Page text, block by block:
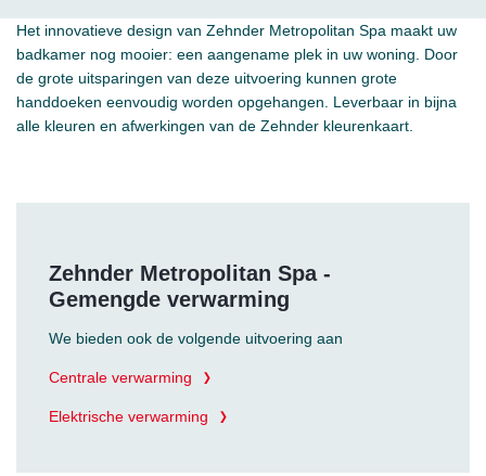
Het innovatieve design van Zehnder Metropolitan Spa maakt uw
badkamer nog mooier: een aangename plek in uw woning. Door
de grote uitsparingen van deze uitvoering kunnen grote
handdoeken eenvoudig worden opgehangen. Leverbaar in bijna
alle kleuren en afwerkingen van de Zehnder kleurenkaart.
Zehnder Metropolitan Spa -
Gemengde verwarming
We bieden ook de volgende uitvoering aan
Centrale verwarming
Elektrische verwarming